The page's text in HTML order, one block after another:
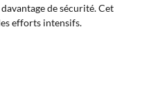
de sécurité. Cet
efforts intensifs.